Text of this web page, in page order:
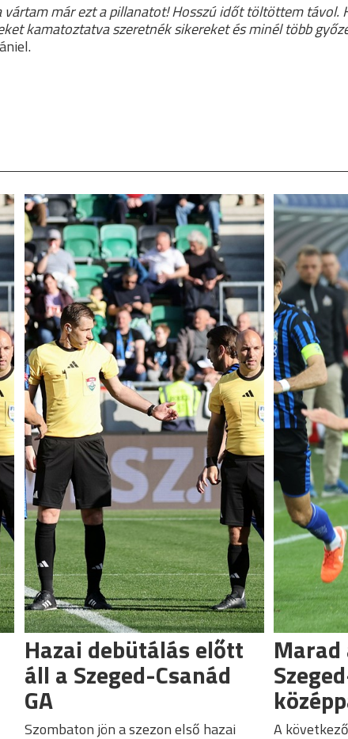
már ezt a pillanatot! Hosszú időt töltöttem távol.
kamatoztatva szeretnék sikereket és minél több
Hazai debütálás előtt
áll a Szeged-Csanád
GA
Szombaton jön a szezon első hazai
A